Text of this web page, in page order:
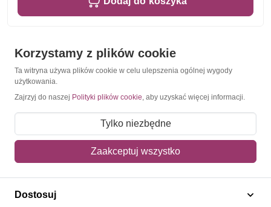
Korzystamy z plików cookie
Ta witryna używa plików cookie w celu ulepszenia ogólnej wygody
użytkowania.
Zajrzyj do naszej Polityki plików cookie, aby uzyskać więcej informacji.
Tylko niezbędne
Zaakceptuj wszystko
Dostosuj